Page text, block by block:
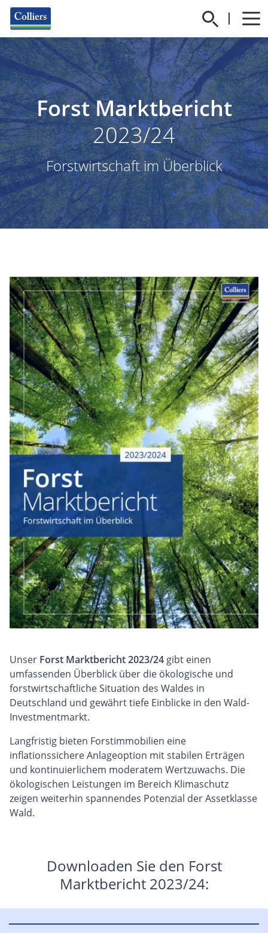
Forst Marktbericht
2023/24
Forstwirtschaft im Überblick
Unser Forst Marktbericht 2023/24 gibt einen
umfassenden Überblick über die ökologische und
forstwirtschaftliche Situation des Waldes in
Deutschland und gewährt tiefe Einblicke in den Wald-
Investmentmarkt.
Langfristig bieten Forstimmobilien eine
inflationssichere Anlageoption mit stabilen Erträgen
und kontinuierlichem moderatem Wertzuwachs. Die
ökologischen Leistungen im Bereich Klimaschutz
zeigen weiterhin spannendes Potenzial der Assetklasse
Wald.
Downloaden Sie den Forst
Marktbericht 2023/24: